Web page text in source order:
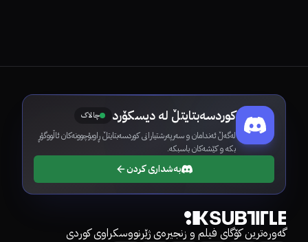
کوردسەبتایتڵ لە دیسکۆرد چالاک
لەگەڵ ئەندامان و سەرپەرشتیارانی کوردسەبتایتڵ ڕاوبۆچوونەکان ئاڵووگۆڕ
بکە و کێشەکان باسبکە.
بەشداری کردن
گەورەترین کۆگای فیلم و زنجیرەی ژێرنووسکراوی کوردی